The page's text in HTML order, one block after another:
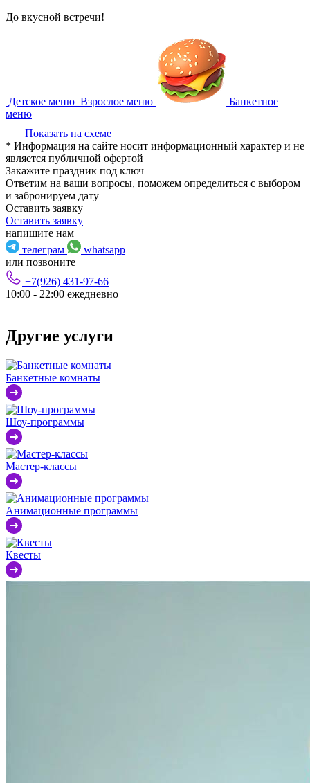
До вкусной встречи!
Детское меню Взрослое меню
Банкетное
меню
Показать на схеме
* Информация на сайте носит информационный характер и не
является публичной офертой
Закажите праздник под ключ
Ответим на ваши вопросы, поможем определиться с выбором
и забронируем дату
Оставить заявку
Оставить заявку
напишите нам
телеграм
whatsapp
или позвоните
+7(926) 431-97-66
10:00 - 22:00 ежедневно
Другие услуги
Банкетные комнаты
Шоу-программы
Мастер-классы
Анимационные программы
Квесты